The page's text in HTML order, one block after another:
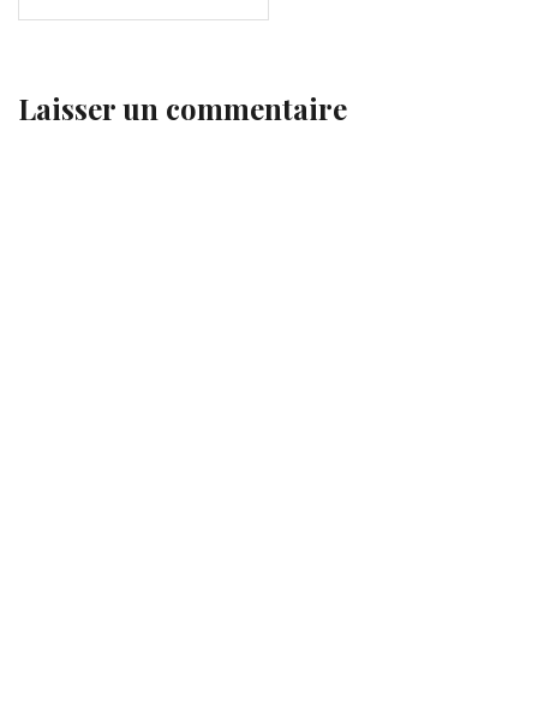
Laisser un commentaire